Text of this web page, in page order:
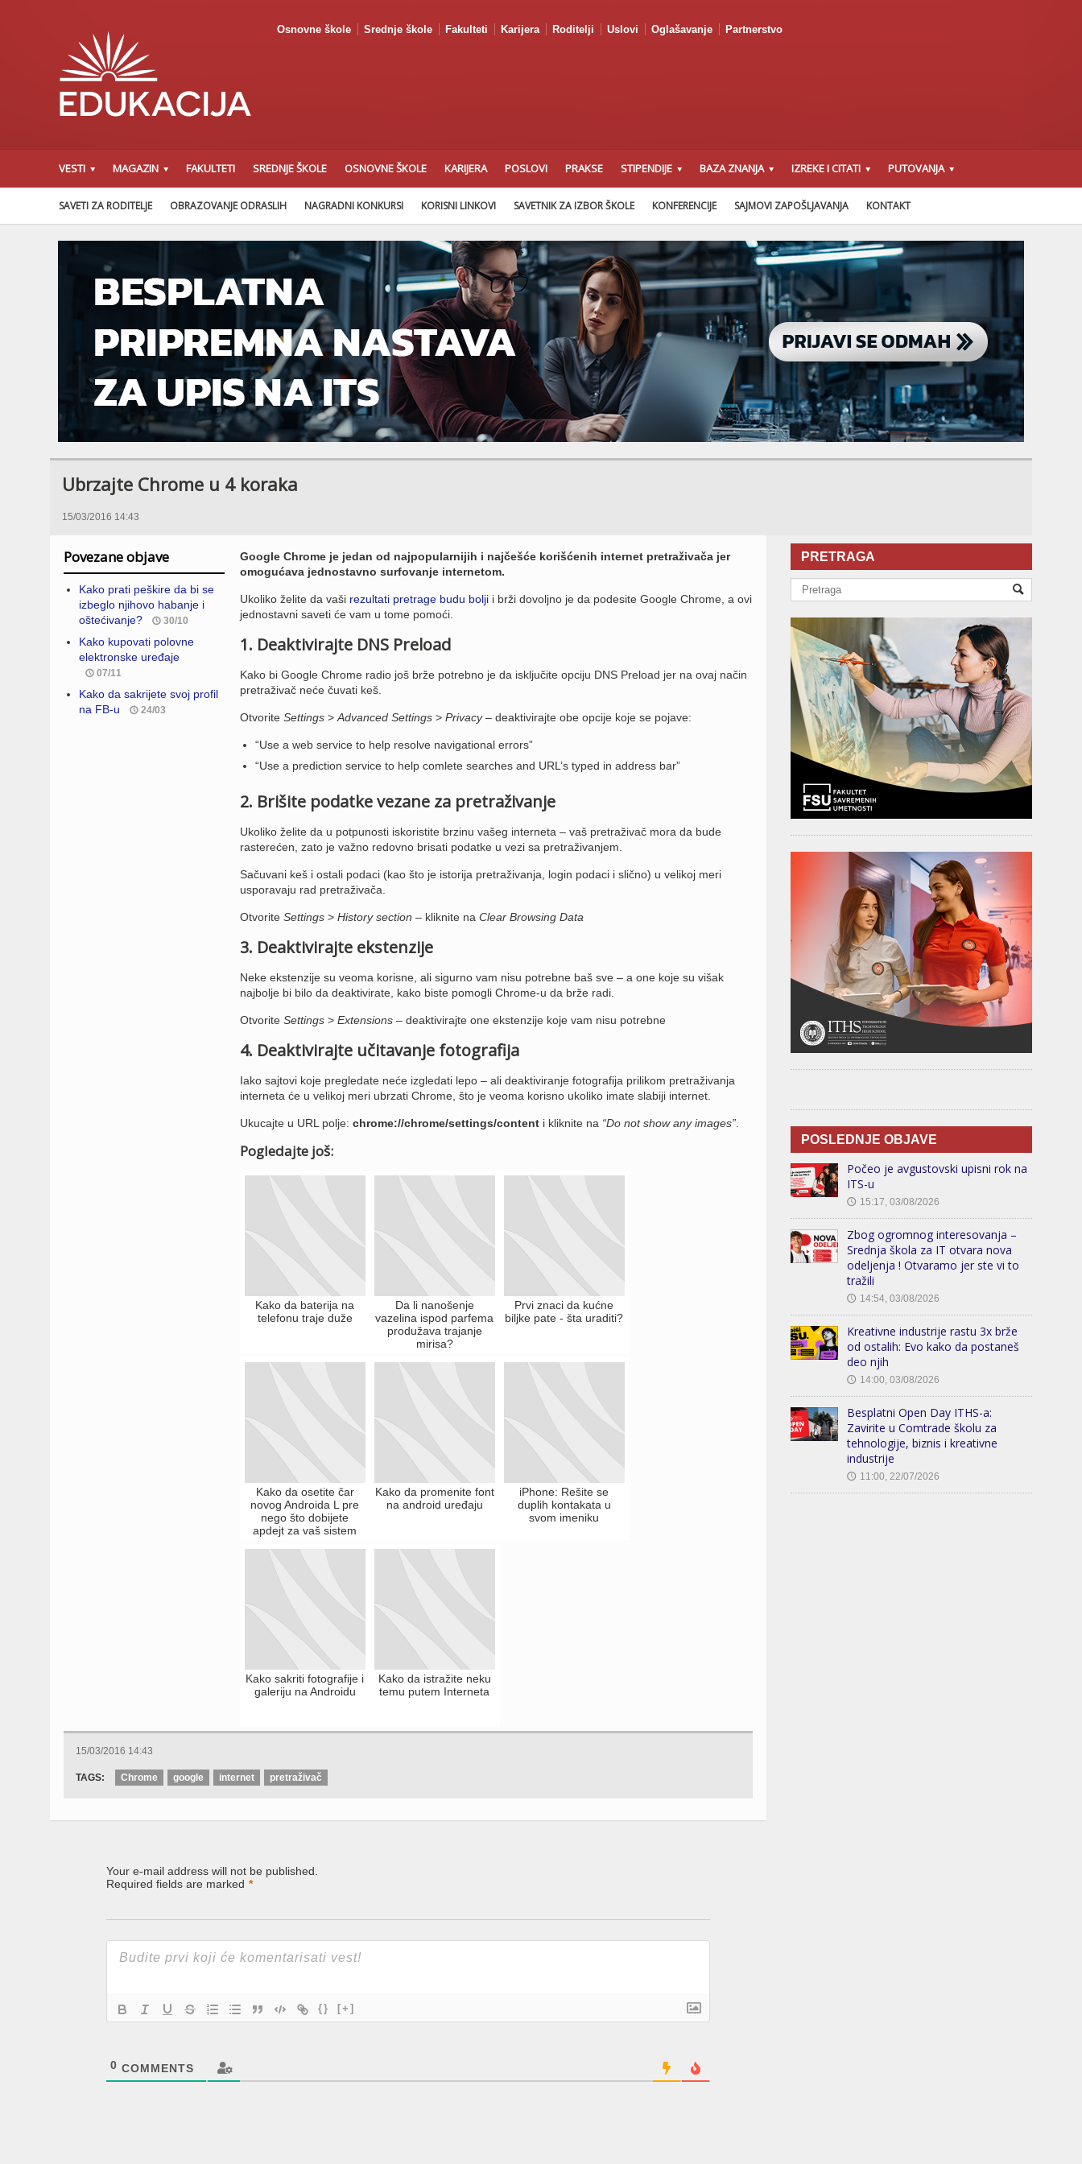
Osnovne škole Srednje škole Fakulteti Karijera Roditelji Uslovi Oglašavanje Partnerstvo
VESTI MAGAZIN FAKULTETI SREDNJE ŠKOLE OSNOVNE ŠKOLE KARIJERA POSLOVI PRAKSE STIPENDIJE BAZA ZNANJA IZREKE I CITATI PUTOVANJA
SAVETI ZA RODITELJE OBRAZOVANJE ODRASLIH NAGRADNI KONKURSI KORISNI LINKOVI SAVETNIK ZA IZBOR ŠKOLE KONFERENCIJE SAJMOVI ZAPOŠLJAVANJA KONTAKT
Ubrzajte Chrome u 4 koraka
15/03/2016 14:43
Povezane objave
Kako prati peškire da bi se
izbeglo njihovo habanje i
oštećivanje?
30/10
Kako kupovati polovne
elektronske uređaje
07/11
Kako da sakrijete svoj profil
na FB-u
24/03
Google Chrome je jedan od najpopularnijih i najčešće korišćenih internet pretraživača jer
omogućava jednostavno surfovanje internetom.
Ukoliko želite da vaši rezultati pretrage budu boljii brži dovoljno je da podesite Google Chrome, a ovi
jednostavni saveti će vam u tome pomoći.
1. Deaktivirajte DNS Preload
Kako bi Google Chrome radio još brže potrebno je da isključite opciju DNS Preload jer na ovaj način
pretraživač neće čuvati keš.
Otvorite Settings> Advanced Settings> Privacy– deaktivirajte obe opcije koje se pojave:
“Use a web service to help resolve navigational errors”
“Use a prediction service to help comlete searches and URL’s typed in address bar”
2. Brišite podatke vezane za pretraživanje
Ukoliko želite da u potpunosti iskoristite brzinu vašeg interneta – vaš pretraživač mora da bude
rasterećen, zato je važno redovno brisati podatke u vezi sa pretraživanjem.
Sačuvani keš i ostali podaci (kao što je istorija pretraživanja, login podaci i slično) u velikoj meri
usporavaju rad pretraživača.
Otvorite Settings> History section – kliknite na Clear Browsing Data
3. Deaktivirajte ekstenzije
Neke ekstenzije su veoma korisne, ali sigurno vam nisu potrebne baš sve – a one koje su višak
najbolje bi bilo da deaktivirate, kako biste pomogli Chrome-u da brže radi.
Otvorite Settings> Extensions– deaktivirajte one ekstenzije koje vam nisu potrebne
4. Deaktivirajte učitavanje fotografija
Iako sajtovi koje pregledate neće izgledati lepo – ali deaktiviranje fotografija prilikom pretraživanja
interneta će u velikoj meri ubrzati Chrome, što je veoma korisno ukoliko imate slabiji internet.
Ukucajte u URL polje: chrome://chrome/settings/contenti kliknite na “Do not show any images”.
Pogledajte još:
Kako da baterija na
telefonu traje duže
Da li nanošenje
vazelina ispod parfema
produžava trajanje
mirisa?
Prvi znaci da kućne
biljke pate - šta uraditi?
Kako da osetite čar
novog Androida L pre
nego što dobijete
apdejt za vaš sistem
Kako da promenite font
na android uređaju
iPhone: Rešite se
duplih kontakata u
svom imeniku
Kako sakriti fotografije i
galeriju na Androidu
Kako da istražite neku
temu putem Interneta
15/03/2016 14:43
TAGS: Chrome google internet pretraživač
Your e-mail address will not be published.
Required fields are marked *
{} [+]
0 COMMENTS
PRETRAGA
POSLEDNJE OBJAVE
Počeo je avgustovski upisni rok na
ITS-u
🕔 15:17, 03/08/2026
Zbog ogromnog interesovanja –
Srednja škola za IT otvara nova
odeljenja ! Otvaramo jer ste vi to
tražili
🕔 14:54, 03/08/2026
Kreativne industrije rastu 3x brže
od ostalih: Evo kako da postaneš
deo njih
🕔 14:00, 03/08/2026
Besplatni Open Day ITHS-a:
Zavirite u Comtrade školu za
tehnologije, biznis i kreativne
industrije
🕔 11:00, 22/07/2026